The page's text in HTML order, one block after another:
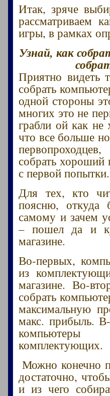
Итак, зряче
рассматриваем
игры, в рамках
Узнай, как
Приятно видеть
собрать
одной стороны
многих это не
грабли ой как не
что все больше
собрать
с первой попытки.
Для тех, кто
поясню, откуда
самому и зачем
– пошел да и
магазине.
Во-первых,
из
магазине. Во-
собрать
максимальную
макс. прибыль. В-
компьютеры
комплектующих.
Можно конечно
достаточно,
и из чего